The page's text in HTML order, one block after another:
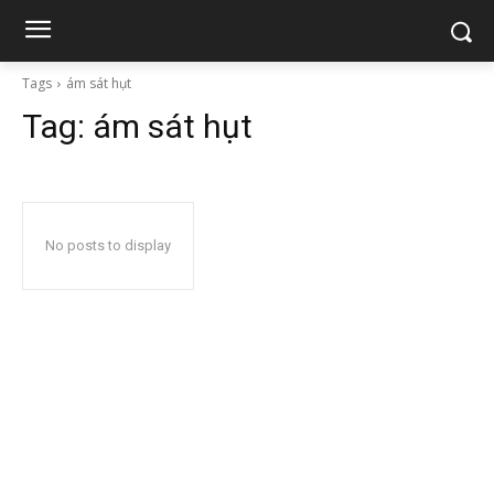
Tags ám sát hụt
Tag: ám sát hụt
No posts to display